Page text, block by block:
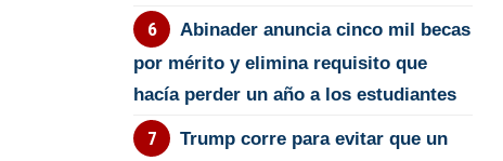
Abinader anuncia cinco mil becas
por mérito y elimina requisito que
hacía perder un año a los estudiantes
Trump corre para evitar que un